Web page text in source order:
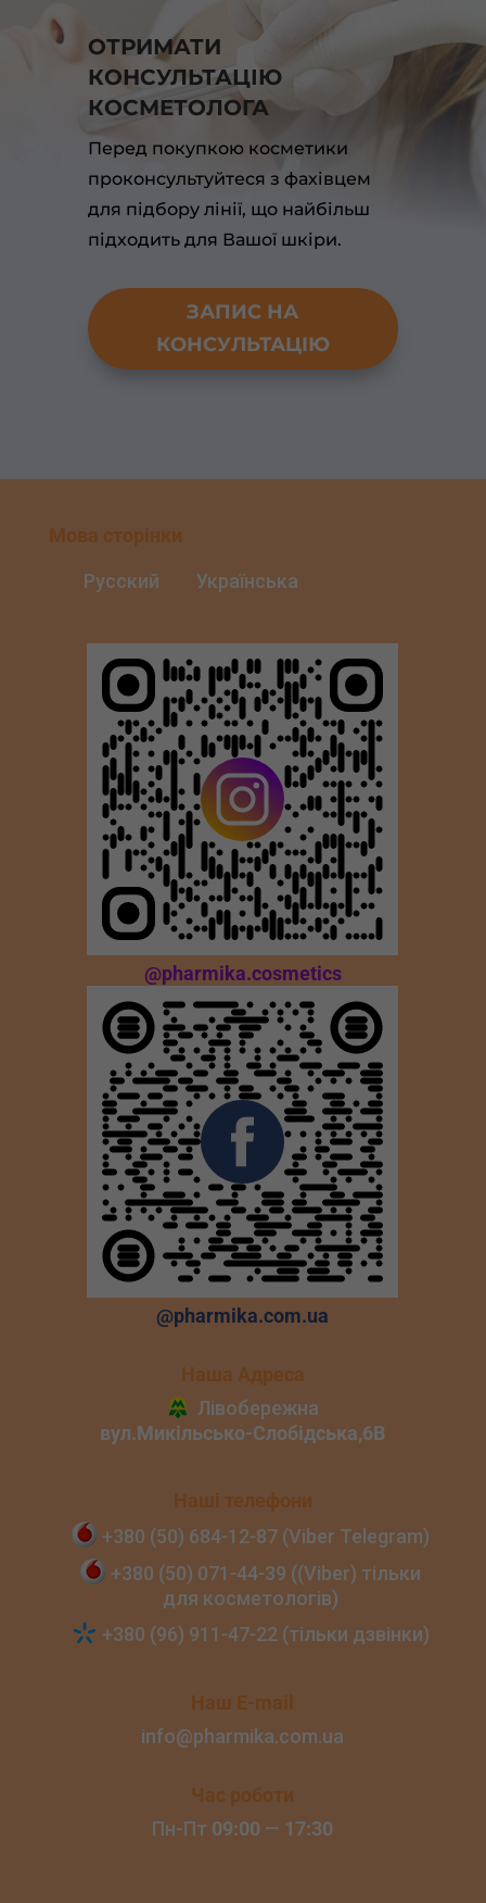
ОТРИМАТИ
КОНСУЛЬТАЦІЮ
КОСМЕТОЛОГА
Перед покупкою косметики
проконсультуйтеся з фахівцем
для підбору лінії, що найбільш
підходить для Вашої шкіри.
ЗАПИС НА
КОНСУЛЬТАЦІЮ
Мова сторінки
Русский Українська
@pharmika.cosmetics
@pharmika.com.ua
Наша Адреса
Наші телефони
+380 (50) 684‑12‑87 (Viber Telegram)
+380 (50) 071‑44‑39 ((Viber) тільки
для косметологів)
+380 (96) 911‑47‑22 (тільки дзвінки)
Наш E-mail
info@pharmika.com.ua
Час роботи
Пн-Пт 09:00 — 17:30